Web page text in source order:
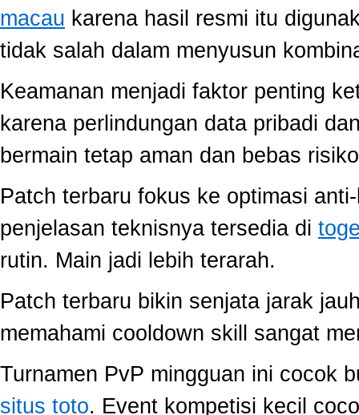
macau karena hasil resmi itu
tidak salah dalam menyusun
Keamanan menjadi faktor penting
karena perlindungan data pribadi
bermain tetap aman dan bebas
Patch terbaru fokus ke optimasi
penjelasan teknisnya tersedia di
rutin. Main jadi lebih terarah.
Patch terbaru bikin senjata jarak
memahami cooldown skill sangat
Turnamen PvP mingguan ini cocok
situs toto. Event kompetisi kecil